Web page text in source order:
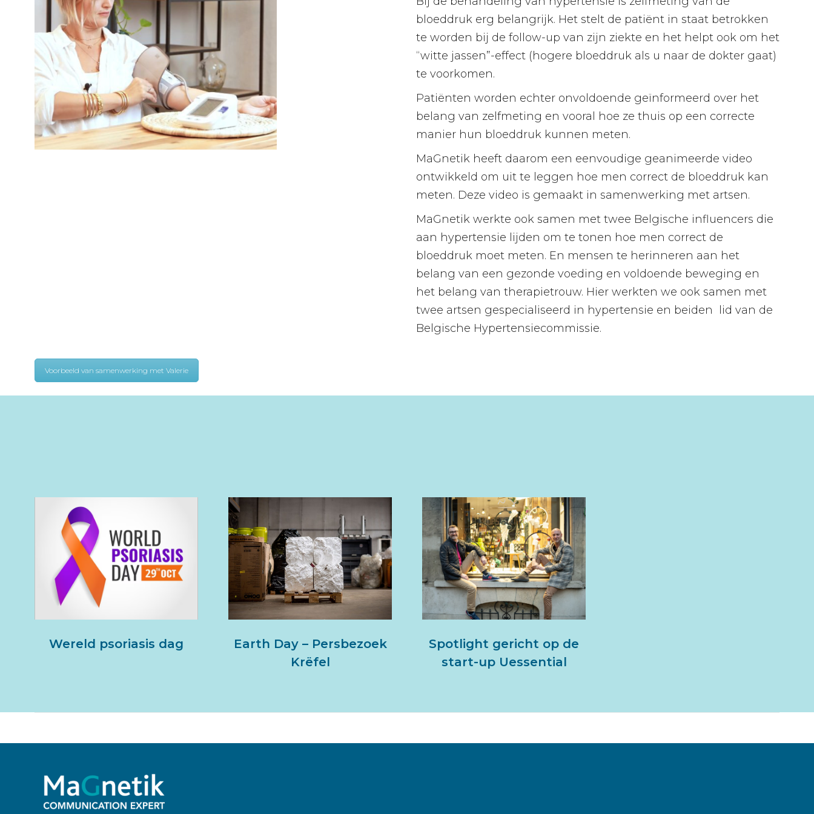
bloeddruk erg belangrijk. Het stelt de patiënt in staat betrokken
te worden bij de follow-up van zijn ziekte en het helpt ook om het
“witte jassen”-effect (hogere bloeddruk als u naar de dokter gaat)
te voorkomen.
Patiënten worden echter onvoldoende geïnformeerd over het
belang van zelfmeting en vooral hoe ze thuis op een correcte
manier hun bloeddruk kunnen meten.
MaGnetik heeft daarom een ​​eenvoudige geanimeerde video
ontwikkeld om uit te leggen hoe men correct de bloeddruk kan
meten. Deze video is gemaakt in samenwerking met artsen.
MaGnetik werkte ook samen met twee Belgische influencers die
aan hypertensie lijden om te tonen hoe men correct de
bloeddruk moet meten. En mensen te herinneren aan het
belang van een gezonde voeding en voldoende beweging en
het belang van therapietrouw. Hier werkten we ook samen met
twee artsen gespecialiseerd in hypertensie en beiden lid van de
Belgische Hypertensiecommissie.
Voorbeeld van samenwerking met Valerie
Wereld psoriasis dag
Earth Day – Persbezoek
Krëfel
Spotlight gericht op de
start-up Uessential